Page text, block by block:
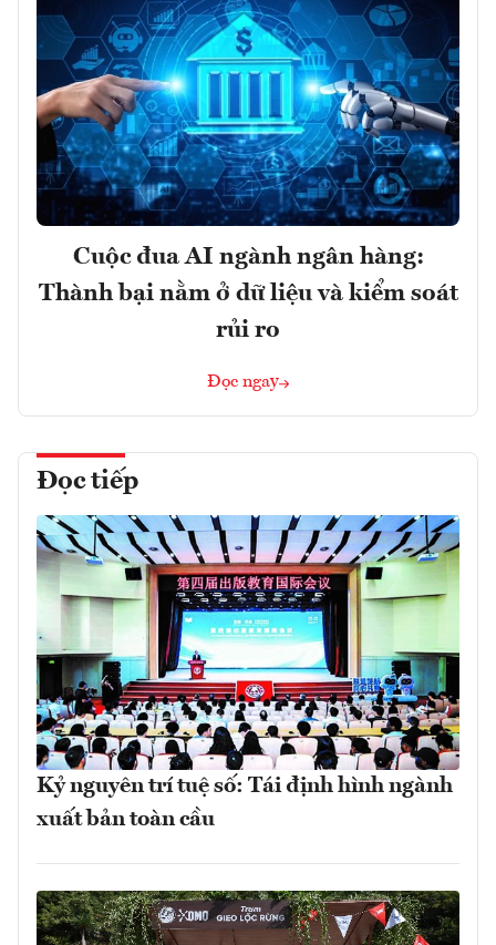
Cuộc đua AI ngành ngân hàng:
Thành bại nằm ở dữ liệu và kiểm soát
rủi ro
Đọc ngay
Đọc tiếp
Kỷ nguyên trí tuệ số: Tái định hình ngành
xuất bản toàn cầu